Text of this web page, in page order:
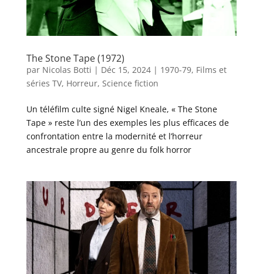
The Stone Tape (1972)
par Nicolas Botti | Déc 15, 2024| 1970-79, Films et
séries TV, Horreur, Science fiction
Un téléfilm culte signé Nigel Kneale, « The Stone
Tape » reste l’un des exemples les plus efficaces de
confrontation entre la modernité et l’horreur
ancestrale propre au genre du folk horror